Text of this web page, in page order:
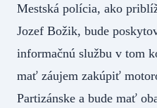
Mestská polícia, ako
Jozef Božik, bude
informačnú službu v tom
mať záujem zakúpiť
Partizánske a bude mať